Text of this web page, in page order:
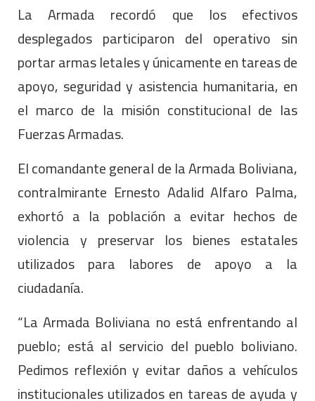
La Armada recordó que los efectivos
desplegados participaron del operativo sin
portar armas letales y únicamente en tareas de
apoyo, seguridad y asistencia humanitaria, en
el marco de la misión constitucional de las
Fuerzas Armadas.
El comandante general de la Armada Boliviana,
contralmirante Ernesto Adalid Alfaro Palma,
exhortó a la población a evitar hechos de
violencia y preservar los bienes estatales
utilizados para labores de apoyo a la
ciudadanía.
“La Armada Boliviana no está enfrentando al
pueblo; está al servicio del pueblo boliviano.
Pedimos reflexión y evitar daños a vehículos
institucionales utilizados en tareas de ayuda y